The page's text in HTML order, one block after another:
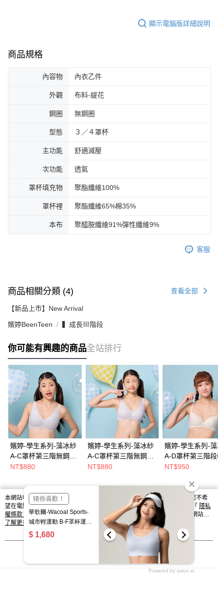
顯示電腦版詳細說明
商品規格
內容物 內衣乙件
外觀 布料-緹花
鋼圈 無鋼圈
型態 ３／４罩杯
主功能 舒適減壓
次功能 透氣
罩杯填充物 聚酯纖維100%
罩杯裡 聚酯纖維65%棉35%
本布 聚醯胺纖維91%彈性纖維9%
客服
商品相關分類 (4) 查看全部
【新品上市】New Arrival
嬪婷BeenTeen ▍成長Ⅲ階段
你可能有興趣的商品全站排行
嬪婷-學生系列-藻冰紗
A-C罩杯第三階無鋼圈
適體內衣(天空藍)
NT$880
嬪婷-學生系列-藻冰紗
A-C罩杯第三階無鋼圈
適體內衣(甜心紫)
NT$880
嬪婷-學生系列-
A-D罩杯第三階
圈內衣(雲朵白)
NT$950
熱門標籤
本網站中使用 cookie，欲查詢有關本網站使用 cookie 方式之詳情，及若您不希
望在電腦上使用 cookie 時應如何變更電腦的 cookie 設定，請參閱本網站「 隱私
權條款
」之 Cookie 聲明。您繼續使用本網站即表示您同意本公司得按本網站使
用條款之 Cookie 聲明使用 cookie。
了解更多 >
Powered by awoo.ai